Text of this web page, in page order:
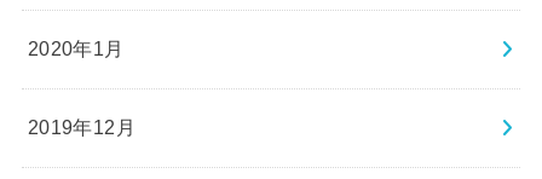
2020年1月
2019年12月